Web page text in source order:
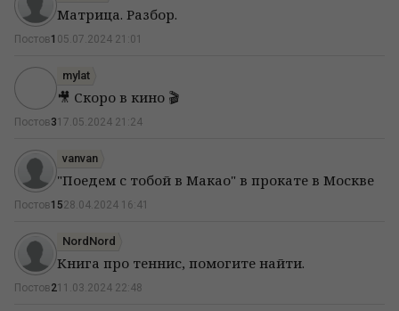
Матрица. Разбор.
Постов1 05.07.2024 21:01
mylat
🎥 Скоро в кино 🎬
Постов317.05.2024 21:24
vanvan
"Поедем с тобой в Макао" в прокате в Москве
Постов1528.04.2024 16:41
NordNord
Книга про теннис, помогите найти.
Постов211.03.2024 22:48